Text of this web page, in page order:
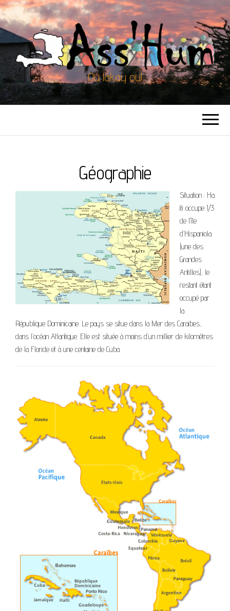
Ou lakay ou!
Géographie
Situation : Ha
ïti occupe 1/3
de l’île
d’Hispaniola
(une des
Grandes
Antilles), le
restant étant
occupé par
la
République Dominicaine. Le pays se situe dans la Mer des Caraïbes,
dans l’océan Atlantique. Elle est située à moins d’un millier de kilomètres
de la Floride et à une centaine de Cuba.